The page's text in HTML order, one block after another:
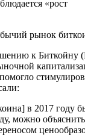
«рост
к Биткойну
в 2017 году
можно